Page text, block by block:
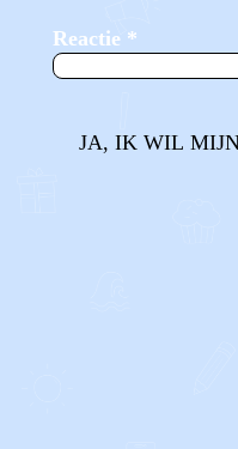
Reactie *
JA, IK WIL